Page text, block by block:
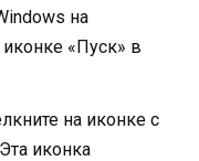
на
«Пуск» в
на иконке с
иконка